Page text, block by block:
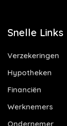
Snelle Links
Verzekeringen
Hypotheken
Financiën
Werknemers
Ondernemer